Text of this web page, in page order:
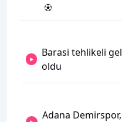
Barasi tehlikeli
oldu
Adana